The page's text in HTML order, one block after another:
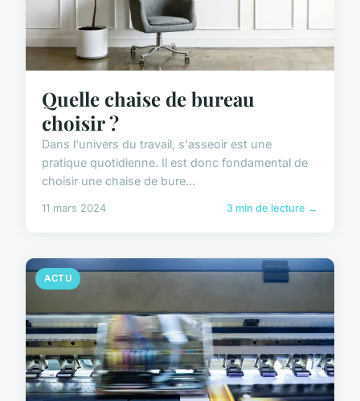
Quelle chaise de bureau
choisir ?
Dans l'univers du travail, s'asseoir est une
pratique quotidienne. Il est donc fondamental de
choisir une chaise de bure...
11 mars 2024 3 min de lecture →
ACTU